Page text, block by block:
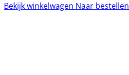
Bekijk winkelwagen Naar bestellen